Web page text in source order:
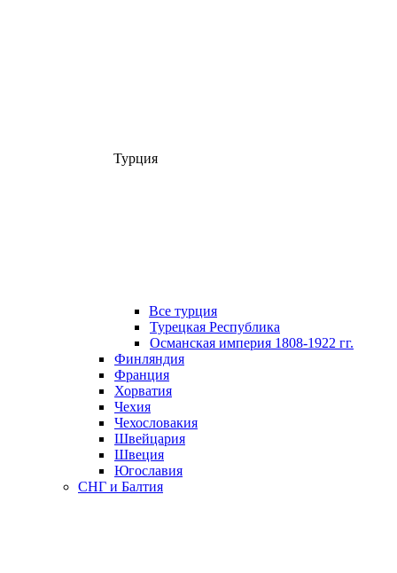
Турция
Все турция
Турецкая Республика
Османская империя 1808-1922 гг.
Финляндия
Франция
Хорватия
Чехия
Чехословакия
Швейцария
Швеция
Югославия
СНГ и Балтия